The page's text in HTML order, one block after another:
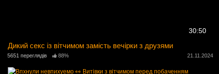
30:50
Дикий секс із вітчимом замість вечірки з друзями
5651 переглядів 88% 21.11.2024